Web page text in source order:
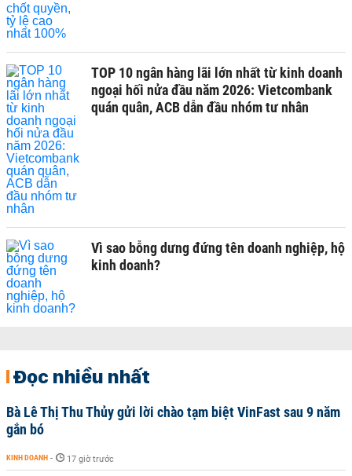
TOP 10 ngân hàng lãi lớn nhất từ kinh doanh
ngoại hối nửa đầu năm 2026: Vietcombank
quán quân, ACB dẫn đầu nhóm tư nhân
Vì sao bỗng dưng đứng tên doanh nghiệp, hộ
kinh doanh?
Đọc nhiều nhất
Bà Lê Thị Thu Thủy gửi lời chào tạm biệt VinFast sau 9 năm
gắn bó
KINH DOANH - 17 giờ trước